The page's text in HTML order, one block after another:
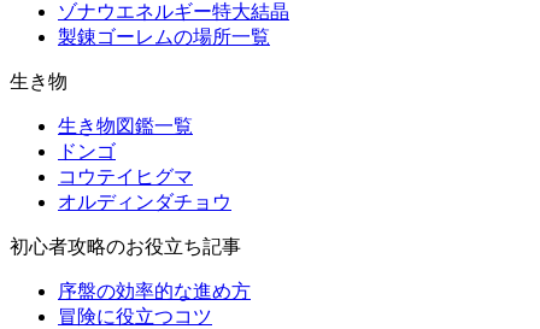
ゾナウエネルギー特大結晶
製錬ゴーレムの場所一覧
生き物
生き物図鑑一覧
ドンゴ
コウテイヒグマ
オルディンダチョウ
初心者攻略のお役立ち記事
序盤の効率的な進め方
冒険に役立つコツ